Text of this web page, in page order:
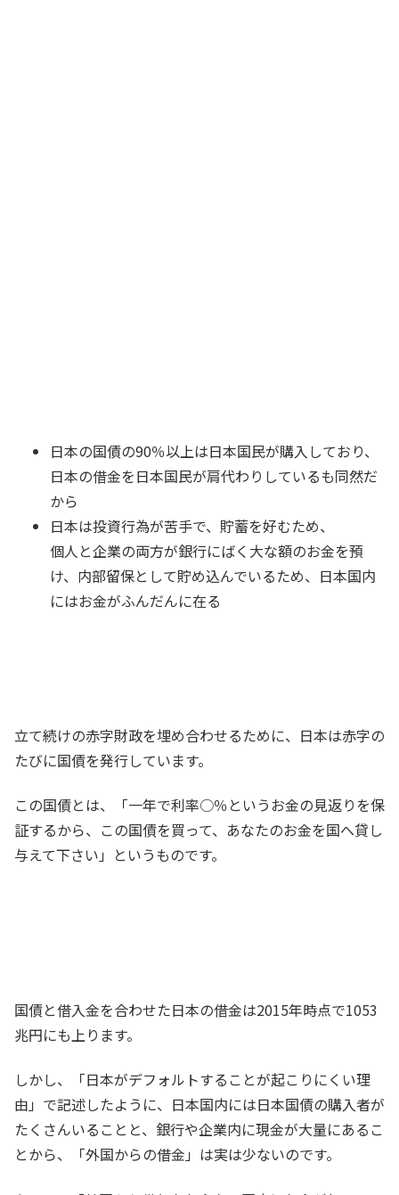
日本の国債の90％以上は日本国民が購入しており、
日本の借金を日本国民が肩代わりしているも同然だ
から
日本は投資行為が苦手で、貯蓄を好むため、
個人と企業の両方が銀行にばく大な額のお金を預
け、内部留保として貯め込んでいるため、日本国内
にはお金がふんだんに在る
立て続けの赤字財政を埋め合わせるために、日本は赤字の
たびに国債を発行しています。
この国債とは、「一年で利率○％というお金の見返りを保
証するから、この国債を買って、あなたのお金を国へ貸し
与えて下さい」というものです。
国債と借入金を合わせた日本の借金は2015年時点で1053
兆円にも上ります。
しかし、「日本がデフォルトすることが起こりにくい理
由」で記述したように、日本国内には日本国債の購入者が
たくさんいることと、銀行や企業内に現金が大量にあるこ
とから、「外国からの借金」は実は少ないのです。